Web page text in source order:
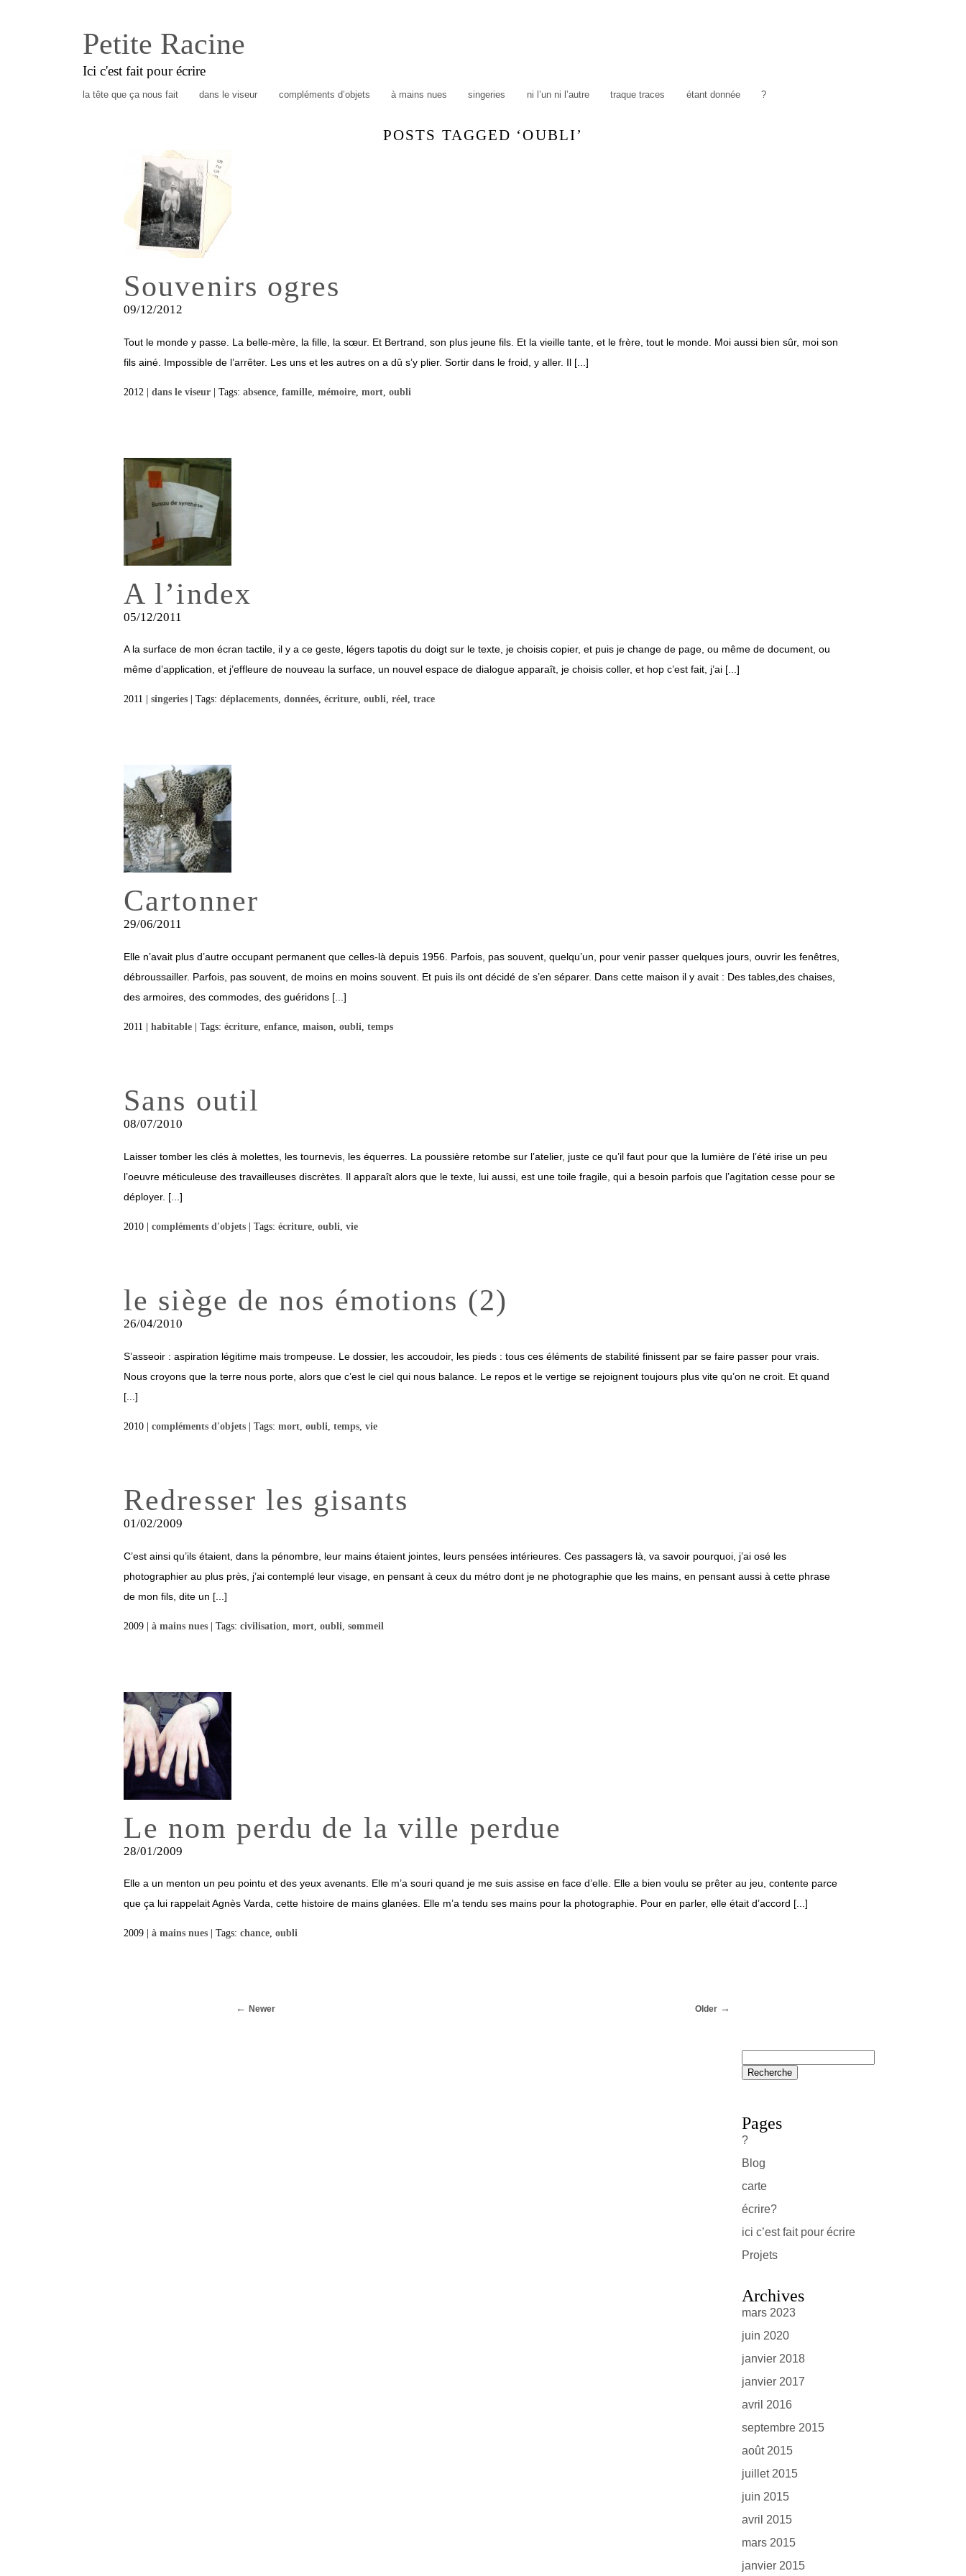
Petite Racine
Ici c'est fait pour écrire
la tête que ça nous fait dans le viseur compléments d’objets à mains nues singeries ni l’un ni l’autre traque traces étant donnée ?
POSTS TAGGED ‘OUBLI’
Souvenirs ogres
09/12/2012
Tout le monde y passe. La belle-mère, la fille, la sœur. Et Bertrand, son plus jeune fils. Et la vieille tante, et le frère, tout le monde. Moi aussi bien sûr, moi son
fils ainé. Impossible de l’arrêter. Les uns et les autres on a dû s’y plier. Sortir dans le froid, y aller. Il [...]
2012 | dans le viseur | Tags: absence famille mémoire mort oubli
A l’index
05/12/2011
A la surface de mon écran tactile, il y a ce geste, légers tapotis du doigt sur le texte, je choisis copier, et puis je change de page, ou même de document, ou
même d’application, et j’effleure de nouveau la surface, un nouvel espace de dialogue apparaît, je choisis coller, et hop c’est fait, j’ai [...]
2011 | singeries | Tags: déplacements, données, écriture, oubli, réel, trace
Cartonner
29/06/2011
Elle n’avait plus d’autre occupant permanent que celles-là depuis 1956. Parfois, pas souvent, quelqu’un, pour venir passer quelques jours, ouvrir les fenêtres,
débroussailler. Parfois, pas souvent, de moins en moins souvent. Et puis ils ont décidé de s’en séparer. Dans cette maison il y avait : Des tables,des chaises,
des armoires, des commodes, des guéridons [...]
2011 | habitable | Tags: écriture, enfance, maison, oubli, temps
Sans outil
08/07/2010
Laisser tomber les clés à molettes, les tournevis, les équerres. La poussière retombe sur l’atelier, juste ce qu’il faut pour que la lumière de l’été irise un peu
l’oeuvre méticuleuse des travailleuses discrètes. Il apparaît alors que le texte, lui aussi, est une toile fragile, qui a besoin parfois que l’agitation cesse pour se
déployer. [...]
2010 | compléments d'objets | Tags: écriture, oubli, vie
le siège de nos émotions (2)
26/04/2010
S’asseoir : aspiration légitime mais trompeuse. Le dossier, les accoudoir, les pieds : tous ces éléments de stabilité finissent par se faire passer pour vrais.
Nous croyons que la terre nous porte, alors que c’est le ciel qui nous balance. Le repos et le vertige se rejoignent toujours plus vite qu’on ne croit. Et quand
[...]
2010 | compléments d'objets | Tags: mort oubli temps vie
Redresser les gisants
01/02/2009
C’est ainsi qu’ils étaient, dans la pénombre, leur mains étaient jointes, leurs pensées intérieures. Ces passagers là, va savoir pourquoi, j’ai osé les
photographier au plus près, j’ai contemplé leur visage, en pensant à ceux du métro dont je ne photographie que les mains, en pensant aussi à cette phrase
de mon fils, dite un [...]
2009 | à mains nues | Tags: civilisation mort oubli sommeil
Le nom perdu de la ville perdue
28/01/2009
Elle a un menton un peu pointu et des yeux avenants. Elle m’a souri quand je me suis assise en face d’elle. Elle a bien voulu se prêter au jeu, contente parce
que ça lui rappelait Agnès Varda, cette histoire de mains glanées. Elle m’a tendu ses mains pour la photographie. Pour en parler, elle était d’accord [...]
2009 | à mains nues | Tags: chance, oubli
Newer Older
Pages
?
Blog
carte
écrire?
ici c’est fait pour écrire
Projets
Archives
mars 2023
juin 2020
janvier 2018
janvier 2017
avril 2016
septembre 2015
août 2015
juillet 2015
juin 2015
avril 2015
mars 2015
janvier 2015